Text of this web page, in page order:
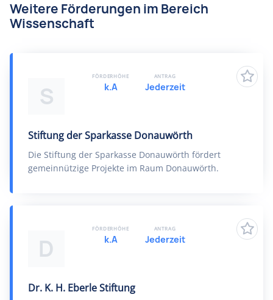
Weitere Förderungen im Bereich
Wissenschaft
S
Stiftung der Sparkasse Donauwörth
Die Stiftung der Sparkasse Donauwörth fördert
gemeinnützige Projekte im Raum Donauwörth.
FÖRDERHÖHE
k.A
ANTRAG
Jederzeit
D
Dr. K. H. Eberle Stiftung
FÖRDERHÖHE
k.A
ANTRAG
Jederzeit